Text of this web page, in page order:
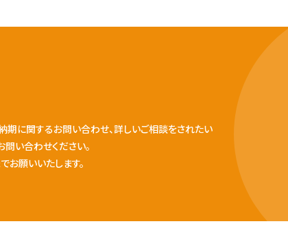
期に関するお問い合わせ、詳しいご相談をされたい
い合わせください。
願いいたします。